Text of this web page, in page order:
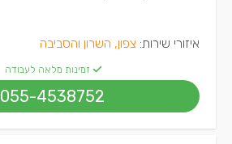
איזורי שירות: צפון, השרון והסביבה
זמינות מלאה לעבודה
055-4538752